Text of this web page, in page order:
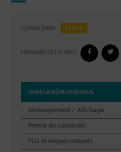
CLASSÉ DANS : Littoral
PARTAGER CETTE INFO :
DANS LA MÊME RUBRIQUE
Aménagement / Affichage
Permis de construire
PLU et risques naturels